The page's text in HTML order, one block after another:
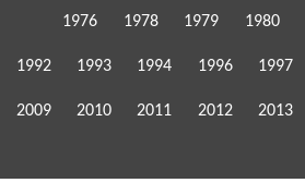
1976 1978 1979 1980
1992 1993 1994 1996 1997
2009 2010 2011 2012 2013